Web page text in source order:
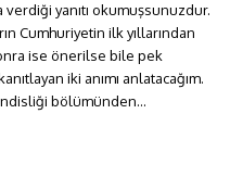
verdiği yanıtı okumuşsunuzdur.
Cumhuriyetin ilk yıllarından
ise önerilse bile pek
iki anımı anlatacağım.
bölümünden...